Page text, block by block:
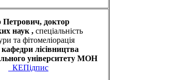
доктор
наук , спеціальність
та фітомеліорація
лісівництва
університету МОН
КЕПідпис